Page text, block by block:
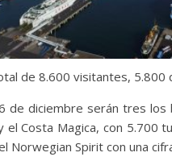
de 8.600 visitantes, 5.800
de diciembre serán tres los
el Costa Magica, con 5.700
Norwegian Spirit con una